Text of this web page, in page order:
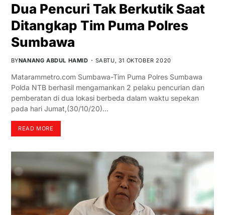
Dua Pencuri Tak Berkutik Saat
Ditangkap Tim Puma Polres
Sumbawa
BYNANANG ABDUL HAMID SABTU, 31 OKTOBER 2020
Matarammetro.com Sumbawa-Tim Puma Polres Sumbawa
Polda NTB berhasil mengamankan 2 pelaku pencurian dan
pemberatan di dua lokasi berbeda dalam waktu sepekan
pada hari Jumat,(30/10/20)…
READ MORE